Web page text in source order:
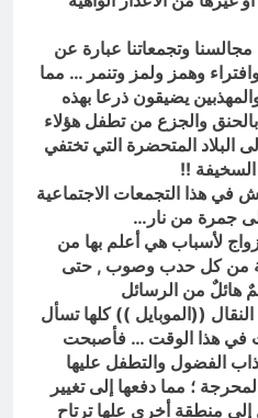
وتجمعاتنا عبارة عن
وهمز ولمز وتنمر … مما
يضيقون ذرعا بهذه
والجزع من تطفل هؤلاء
البلاد المتحضرة التي تختفي
السخيفة !!
في هذا التجمعات الاجتماعية
جمرة من نار…
لأسباب هي أعلم بها من
من كل حدب وصوب , حتى
هائلٌ من الرسائل
((الموبايل )) كلها تسأل
في هذا الوقت … فأصبحت
الفضول والتطفل عليها
؛ مما دفعها إلى تغيير
إلى منطقة أخرى علها ترتاح